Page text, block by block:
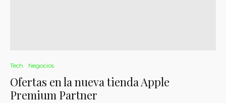
Tech Negocios
Ofertas en la nueva tienda Apple
Premium Partner